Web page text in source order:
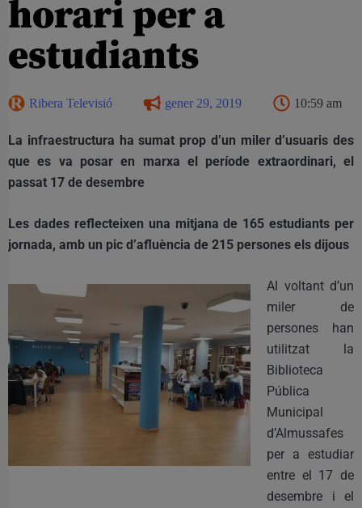
horari per a
estudiants
Ribera Televisió gener 29, 2019 10:59 am
La infraestructura ha sumat prop d’un miler d’usuaris des
que es va posar en marxa el període extraordinari, el
passat 17 de desembre
Les dades reflecteixen una mitjana de 165 estudiants per
jornada, amb un pic d’afluència de 215 persones els dijous
Al voltant d’un
miler de
persones han
utilitzat la
Biblioteca
Pública
Municipal
d’Almussafes
per a estudiar
entre el 17 de
desembre i el